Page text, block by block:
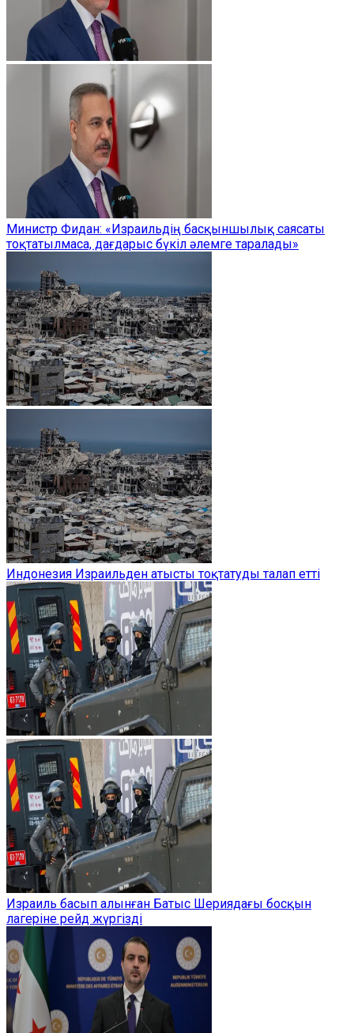
Министр Фидан: «Израильдің басқыншылық саясаты
тоқтатылмаса, дағдарыс бүкіл әлемге таралады»
Индонезия Израильден атысты тоқтатуды талап етті
Израиль басып алынған Батыс Шериядағы босқын
лагеріне рейд жүргізді